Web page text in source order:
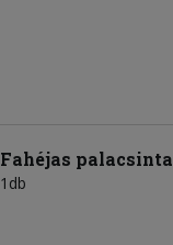
Fahéjas palacsinta
1db